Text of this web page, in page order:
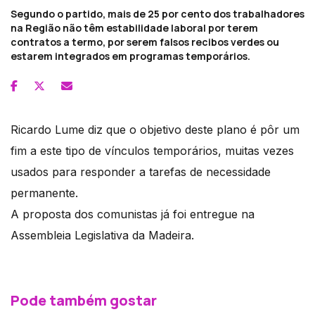
Segundo o partido, mais de 25 por cento dos trabalhadores
na Região não têm estabilidade laboral por terem
contratos a termo, por serem falsos recibos verdes ou
estarem integrados em programas temporários.
Ricardo Lume diz que o objetivo deste plano é pôr um
fim a este tipo de vínculos temporários, muitas vezes
usados para responder a tarefas de necessidade
permanente.
A proposta dos comunistas já foi entregue na
Assembleia Legislativa da Madeira.
Pode também gostar